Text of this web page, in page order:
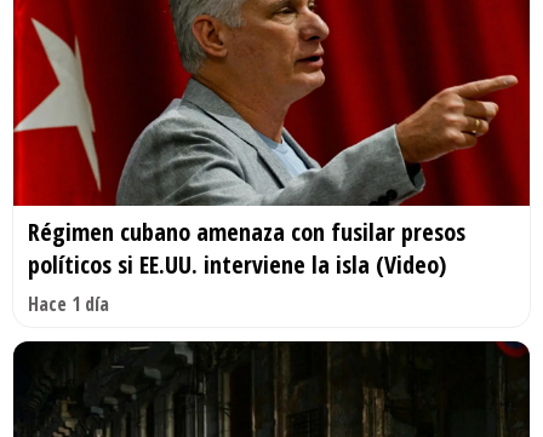
Régimen cubano amenaza con fusilar presos
políticos si EE.UU. interviene la isla (Video)
Hace 1 día